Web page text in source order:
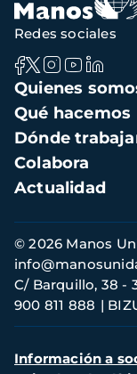
Navegación
principal
Quienes
Qué hacemos
Dónde
Colabora
Actualidad
Redes sociales
Información
de
contacto
© 2026 Manos
C/ Barquillo, 38 -
900 811 888
Menú
Información a